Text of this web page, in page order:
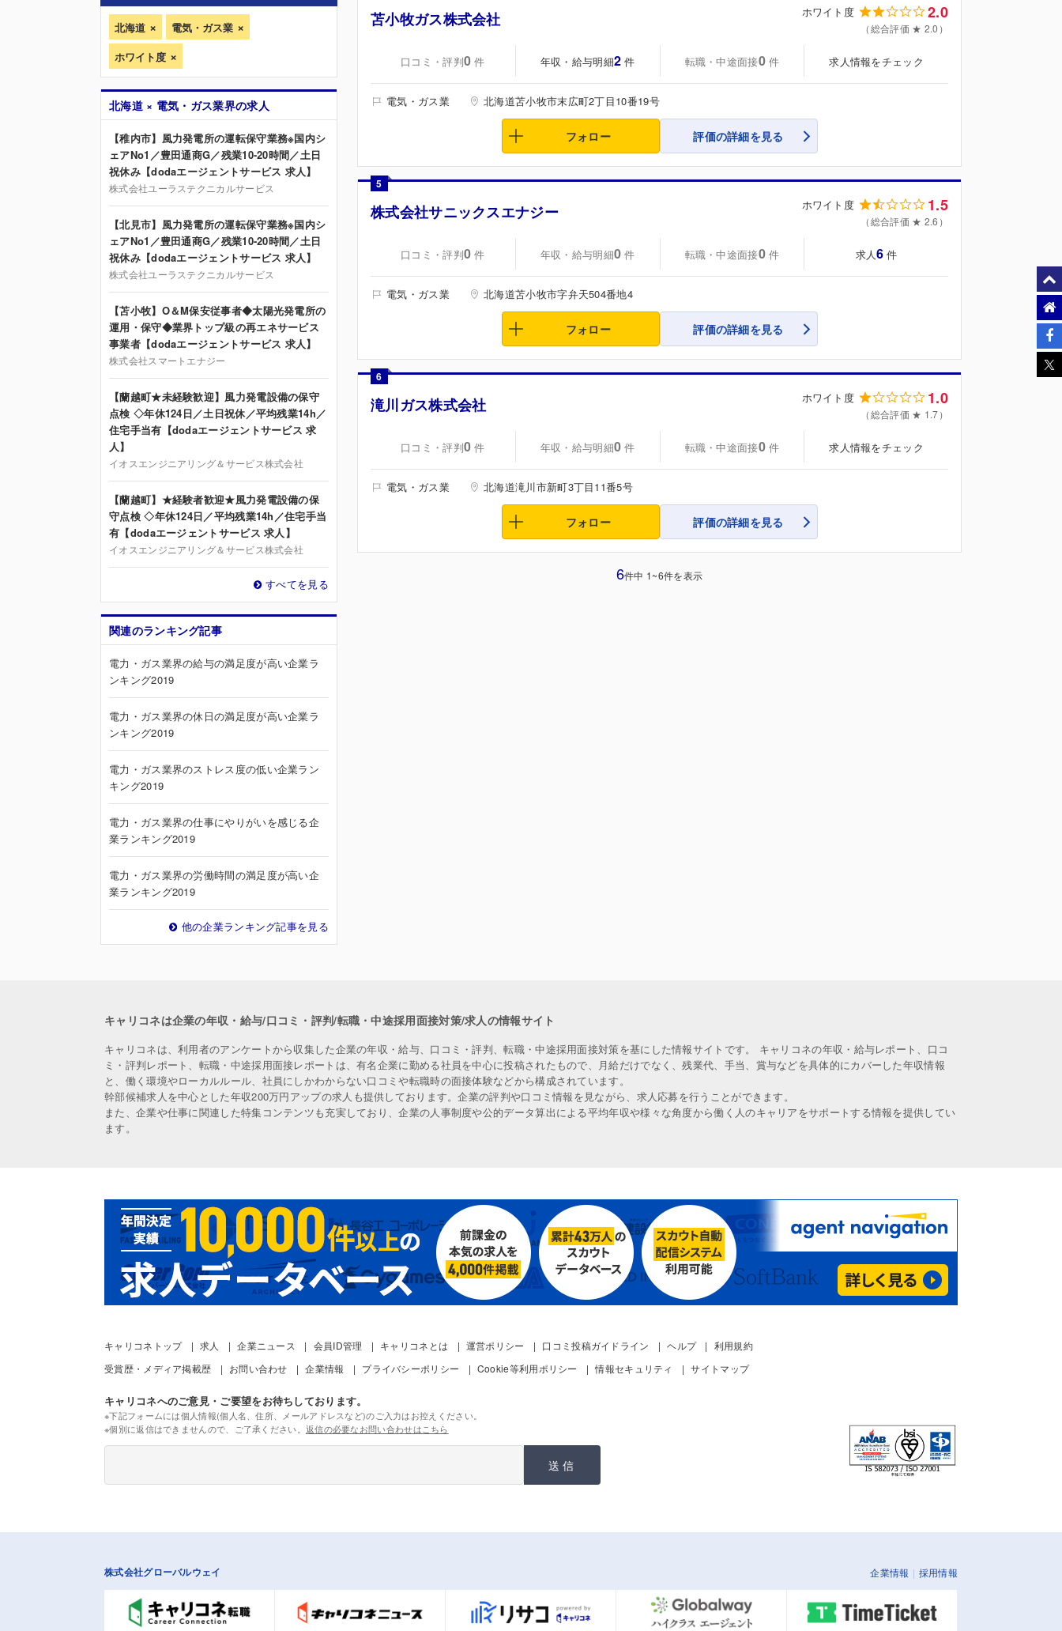
苫小牧ガス株式会社 ホワイト度 2.0
（総合評価 ★ 2.0）
口コミ・評判0 件 年収・給与明細2 件 転職・中途面接0 件 求人情報をチェック
電気・ガス業 北海道苫小牧市末広町2丁目10番19号
フォロー 評価の詳細を見る
5
株式会社サニックスエナジー ホワイト度 1.5
（総合評価 ★ 2.6）
口コミ・評判0 件 年収・給与明細0 件 転職・中途面接0 件 求人6 件
電気・ガス業 北海道苫小牧市字弁天504番地4
フォロー 評価の詳細を見る
6
滝川ガス株式会社 ホワイト度 1.0
（総合評価 ★ 1.7）
口コミ・評判0 件 年収・給与明細0 件 転職・中途面接0 件 求人情報をチェック
電気・ガス業 北海道滝川市新町3丁目11番5号
フォロー 評価の詳細を見る
6件中 1~6件を表示
北海道
電気・ガス業
ホワイト度
北海道 × 電気・ガス業界の求人
【稚内市】風力発電所の運転保守業務※国内シ
ェアNo1／豊田通商G／残業10-20時間／土日
祝休み【dodaエージェントサービス 求人】
株式会社ユーラステクニカルサービス
【北見市】風力発電所の運転保守業務※国内シ
ェアNo1／豊田通商G／残業10-20時間／土日
祝休み【dodaエージェントサービス 求人】
株式会社ユーラステクニカルサービス
【苫小牧】O＆M保安従事者◆太陽光発電所の
運用・保守◆業界トップ級の再エネサービス
事業者【dodaエージェントサービス 求人】
株式会社スマートエナジー
【蘭越町★未経験歓迎】風力発電設備の保守
点検 ◇年休124日／土日祝休／平均残業14h／
住宅手当有【dodaエージェントサービス 求
人】
イオスエンジニアリング＆サービス株式会社
【蘭越町】★経験者歓迎★風力発電設備の保
守点検 ◇年休124日／平均残業14h／住宅手当
有【dodaエージェントサービス 求人】
イオスエンジニアリング＆サービス株式会社
すべてを見る
関連のランキング記事
電力・ガス業界の給与の満足度が高い企業ラ
ンキング2019
電力・ガス業界の休日の満足度が高い企業ラ
ンキング2019
電力・ガス業界のストレス度の低い企業ラン
キング2019
電力・ガス業界の仕事にやりがいを感じる企
業ランキング2019
電力・ガス業界の労働時間の満足度が高い企
業ランキング2019
他の企業ランキング記事を見る
キャリコネは企業の年収・給与/口コミ・評判/転職・中途採用面接対策/求人の情報サイト
キャリコネは、利用者のアンケートから収集した企業の年収・給与、口コミ・評判、転職・中途採用面接対策を基にした情報サイトです。 キャリコネの年収・給与レポート、口コ
ミ・評判レポート、転職・中途採用面接レポートは、有名企業に勤める社員を中心に投稿されたもので、月給だけでなく、残業代、手当、賞与などを具体的にカバーした年収情報
と、働く環境やローカルルール、社員にしかわからない口コミや転職時の面接体験などから構成されています。
幹部候補求人を中心とした年収200万円アップの求人も提供しております。企業の評判や口コミ情報を見ながら、求人応募を行うことができます。
また、企業や仕事に関連した特集コンテンツも充実しており、企業の人事制度や公的データ算出による平均年収や様々な角度から働く人のキャリアをサポートする情報を提供してい
ます。
キャリコネトップ 求人 企業ニュース 会員ID管理 キャリコネとは 運営ポリシー 口コミ投稿ガイドライン ヘルプ
利用規約
受賞歴・メディア掲載歴
お問い合わせ 企業情報 プライバシーポリシー Cookie等利用ポリシー 情報セキュリティ サイトマップ
キャリコネへのご意見・ご要望をお待ちしております。
※下記フォームには個人情報(個人名、住所、メールアドレスなど)のご入力はお控えください。
※個別に返信はできませんので、ご了承ください。 返信の必要なお問い合わせはこちら
送信
株式会社グローバルウェイ 企業情報 採用情報